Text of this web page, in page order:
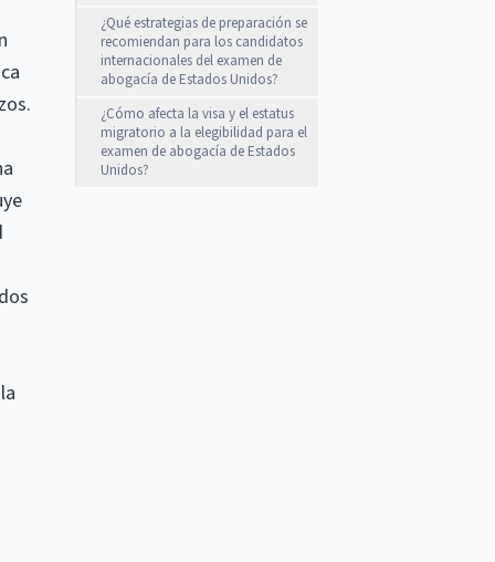
¿Qué estrategias de preparación se
recomiendan para los candidatos
internacionales del examen de
abogacía de Estados Unidos?
¿Cómo afecta la visa y el estatus
migratorio a la elegibilidad para el
examen de abogacía de Estados
Unidos?